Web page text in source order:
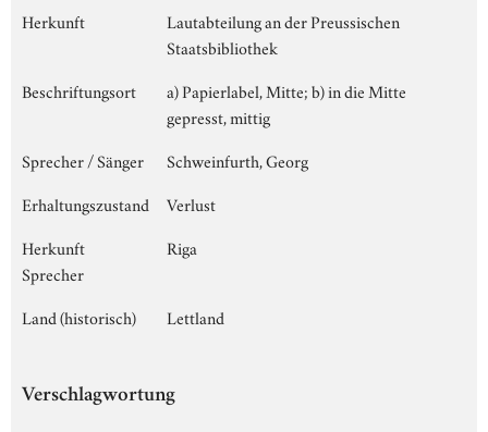
Herkunft
Lautabteilung an der Preussischen
Staatsbibliothek
Beschriftungsort
a) Papierlabel, Mitte; b) in die Mitte
gepresst, mittig
Sprecher / Sänger
Schweinfurth, Georg
Erhaltungszustand
Verlust
Herkunft
Sprecher
Riga
Land (historisch) Lettland
Verschlagwortung